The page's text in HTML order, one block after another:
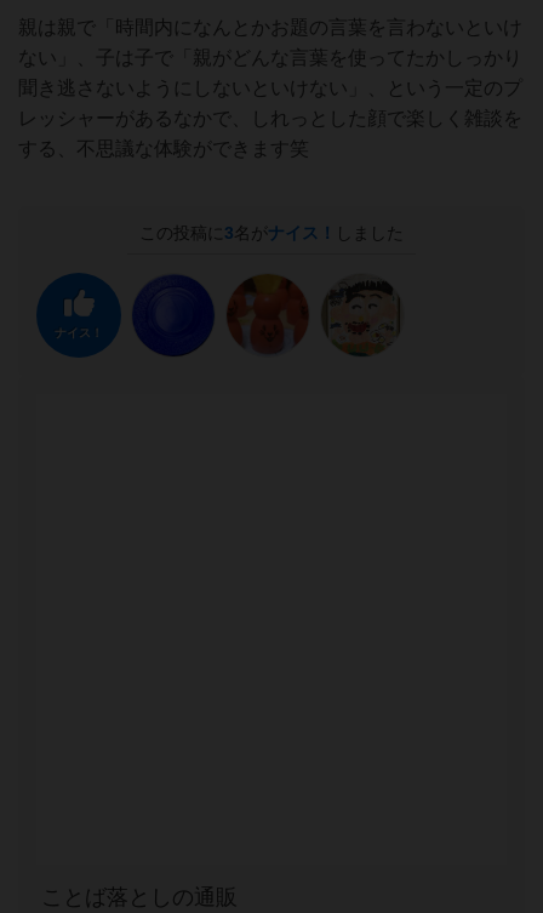
親は親で「時間内になんとかお題の言葉を言わないといけ
ない」、子は子で「親がどんな言葉を使ってたかしっかり
聞き逃さないようにしないといけない」、という一定のプ
レッシャーがあるなかで、しれっとした顔で楽しく雑談を
する、不思議な体験ができます笑
この投稿に 3名がナイス！ しました
ナイス！
ことば落としの通販